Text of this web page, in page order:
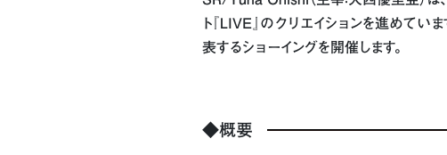
ト『LIVE』のクリエイションを進めて
表するショーイングを開催します。
◆概要